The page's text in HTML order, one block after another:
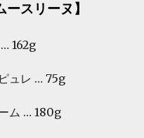
ースリーヌ】
162g
ュレ … 75g
ム … 180g